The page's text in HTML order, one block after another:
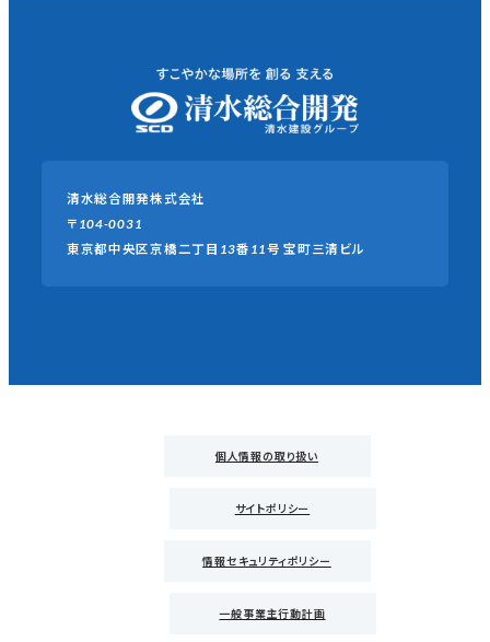
清水総合開発株式会社
〒104-0031
東京都中央区京橋二丁目13番11号 宝町三清ビル
個人情報の取り扱い
サイトポリシー
情報セキュリティポリシー
一般事業主行動計画